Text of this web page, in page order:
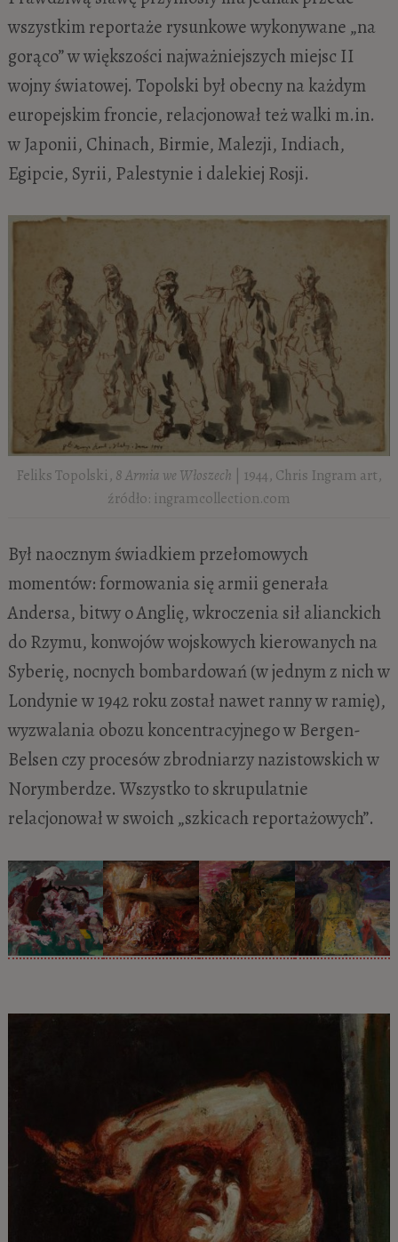
wszystkim reportaże rysunkowe wykonywane „na
gorąco” w większości najważniejszych miejsc II
wojny światowej. Topolski był obecny na każdym
europejskim froncie, relacjonował też walki m.in.
w Japonii, Chinach, Birmie, Malezji, Indiach,
Egipcie, Syrii, Palestynie i dalekiej Rosji.
Feliks Topolski, 8 Armia we Włoszech | 1944, Chris Ingram art,
źródło: ingramcollection.com
Był naocznym świadkiem przełomowych
momentów: formowania się armii generała
Andersa, bitwy o Anglię, wkroczenia sił alianckich
do Rzymu, konwojów wojskowych kierowanych na
Syberię, nocnych bombardowań (w jednym z nich w
Londynie w 1942 roku został nawet ranny w ramię),
wyzwalania obozu koncentracyjnego w Bergen-
Belsen czy procesów zbrodniarzy nazistowskich w
Norymberdze. Wszystko to skrupulatnie
relacjonował w swoich „szkicach reportażowych”.